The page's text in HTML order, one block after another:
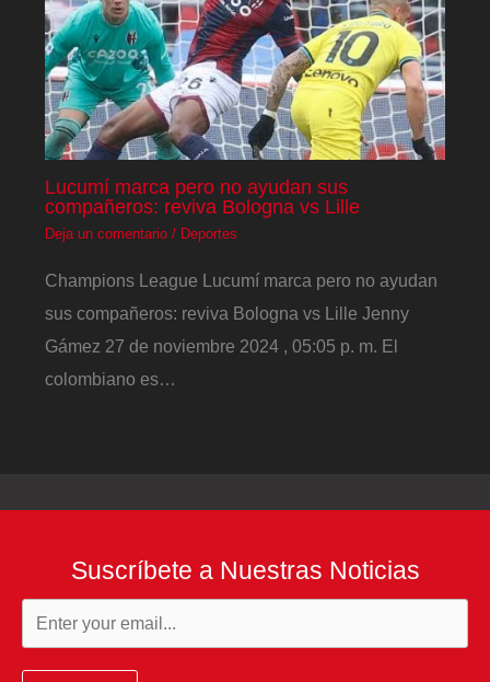
Lucumí marca pero no ayudan sus
compañeros: reviva Bologna vs Lille
Deja un comentario / Deportes
Champions League Lucumí marca pero no ayudan
sus compañeros: reviva Bologna vs Lille Jenny
Gámez 27 de noviembre 2024 , 05:05 p. m. El
colombiano es…
Suscríbete a Nuestras Noticias